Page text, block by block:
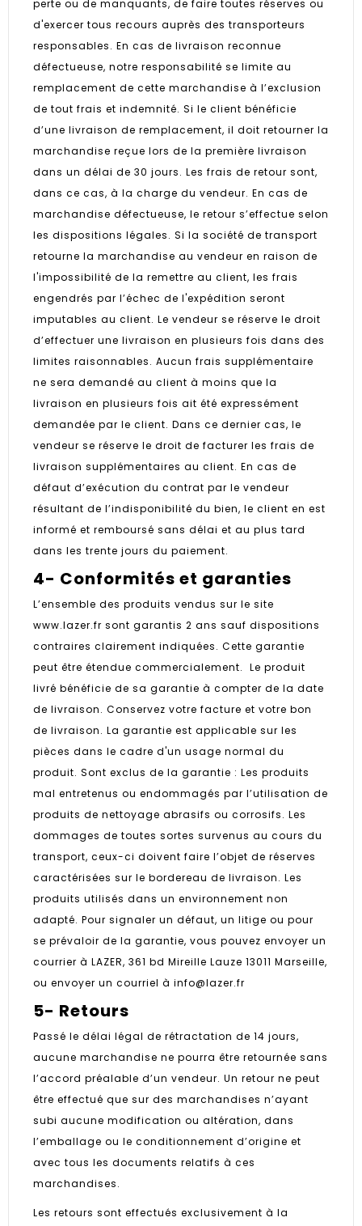
perte ou de manquants, de faire toutes réserves ou
d'exercer tous recours auprès des transporteurs
responsables. En cas de livraison reconnue
défectueuse, notre responsabilité se limite au
remplacement de cette marchandise à l’exclusion
de tout frais et indemnité. Si le client bénéficie
d’une livraison de remplacement, il doit retourner la
marchandise reçue lors de la première livraison
dans un délai de 30 jours. Les frais de retour sont,
dans ce cas, à la charge du vendeur. En cas de
marchandise défectueuse, le retour s’effectue selon
les dispositions légales. Si la société de transport
retourne la marchandise au vendeur en raison de
l'impossibilité de la remettre au client, les frais
engendrés par l’échec de l'expédition seront
imputables au client. Le vendeur se réserve le droit
d’effectuer une livraison en plusieurs fois dans des
limites raisonnables. Aucun frais supplémentaire
ne sera demandé au client à moins que la
livraison en plusieurs fois ait été expressément
demandée par le client. Dans ce dernier cas, le
vendeur se réserve le droit de facturer les frais de
livraison supplémentaires au client. En cas de
défaut d’exécution du contrat par le vendeur
résultant de l’indisponibilité du bien, le client en est
informé et remboursé sans délai et au plus tard
dans les trente jours du paiement.
4- Conformités et garanties
L’ensemble des produits vendus sur le site
www.lazer.fr sont garantis 2 ans sauf dispositions
contraires clairement indiquées. Cette garantie
peut être étendue commercialement. Le produit
livré bénéficie de sa garantie à compter de la date
de livraison. Conservez votre facture et votre bon
de livraison. La garantie est applicable sur les
pièces dans le cadre d'un usage normal du
produit. Sont exclus de la garantie : Les produits
mal entretenus ou endommagés par l’utilisation de
produits de nettoyage abrasifs ou corrosifs. Les
dommages de toutes sortes survenus au cours du
transport, ceux-ci doivent faire l’objet de réserves
caractérisées sur le bordereau de livraison. Les
produits utilisés dans un environnement non
adapté. Pour signaler un défaut, un litige ou pour
se prévaloir de la garantie, vous pouvez envoyer un
courrier à LAZER, 361 bd Mireille Lauze 13011 Marseille,
ou envoyer un courriel à info@lazer.fr
5- Retours
Passé le délai légal de rétractation de 14 jours,
aucune marchandise ne pourra être retournée sans
l’accord préalable d’un vendeur. Un retour ne peut
être effectué que sur des marchandises n’ayant
subi aucune modification ou altération, dans
l’emballage ou le conditionnement d’origine et
avec tous les documents relatifs à ces
marchandises.
Les retours sont effectués exclusivement à la